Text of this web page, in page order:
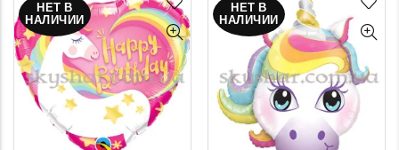
НЕТ В
НАЛИЧИИ
НЕТ В
НАЛИЧИИ